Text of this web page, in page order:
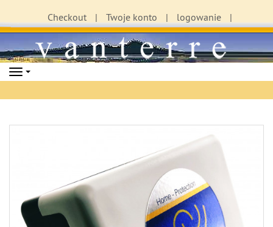
Checkout Twoje konto logowanie
Navigation